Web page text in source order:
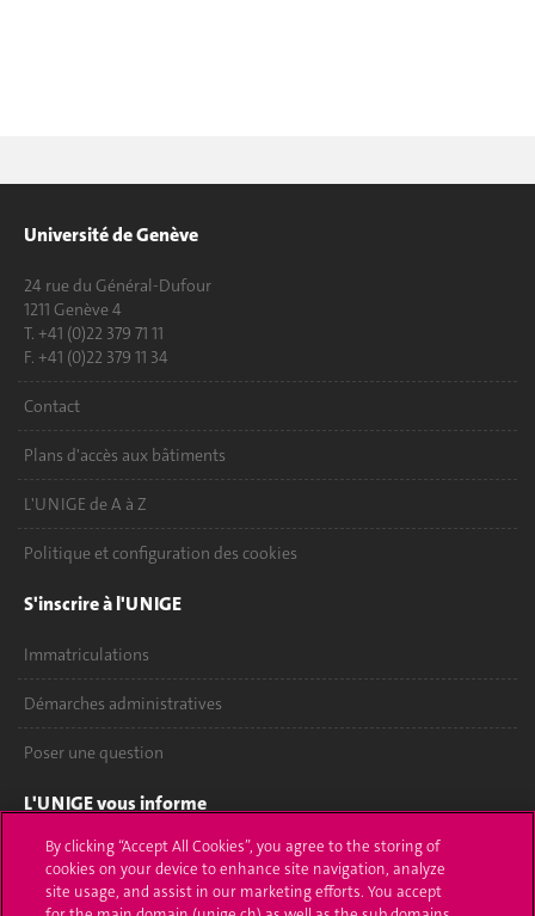
Université de Genève
24 rue du Général-Dufour
1211 Genève 4
T. +41 (0)22 379 71 11
F. +41 (0)22 379 11 34
Contact
Plans d'accès aux bâtiments
L'UNIGE de A à Z
Politique et configuration des cookies
S'inscrire à l'UNIGE
Immatriculations
Démarches administratives
Poser une question
L'UNIGE vous informe
UNIGE Mobile
Médias
By clicking “Accept All Cookies”, you agree to the storing of
cookies on your device to enhance site navigation, analyze
site usage, and assist in our marketing efforts. You accept